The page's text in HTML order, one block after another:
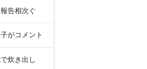
告相次ぐ
がコメント
炊き出し